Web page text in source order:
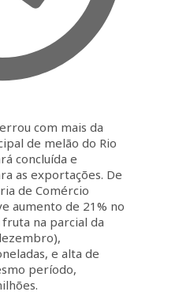
com mais da
de melão do Rio
concluída e
as exportações. De
de Comércio
aumento de 21% no
na parcial da
e alta de
período,